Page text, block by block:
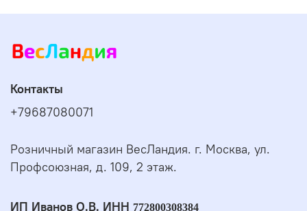
Контакты
+79687080071
Розничный магазин ВесЛандия. г. Москва, ул.
Профсоюзная, д. 109, 2 этаж.
ИП Иванов О.В. ИНН 772800308384